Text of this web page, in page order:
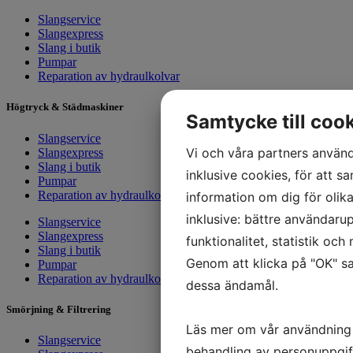
Slangservice
Slangexpress
Slang i butik
Pumpar
Reparation av hydraulkolvar
Högtryck & Städmaskiner
Slangservice
Slangexpress
Slang i butik
Pumpar
Reparation av hydraulkolvar
Slangservice
Slangexpress
Slang i butik
Pumpar
Reparation av hydraulkolvar
Smörjning & Filtrering
Slangservice
Samtycke till
Vi och våra partners
inklusive cookies, för att
information om dig för
inklusive: bättre
funktionalitet, statistik och
Genom att klicka på "OK"
dessa ändamål.
Läs mer om vår